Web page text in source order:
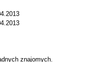
znajomych.